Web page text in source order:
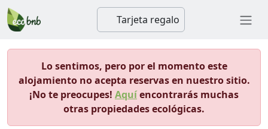
Tarjeta regalo
Lo sentimos, pero por el momento este
alojamiento no acepta reservas en nuestro sitio.
¡No te preocupes! Aquíencontrarás muchas
otras propiedades ecológicas.